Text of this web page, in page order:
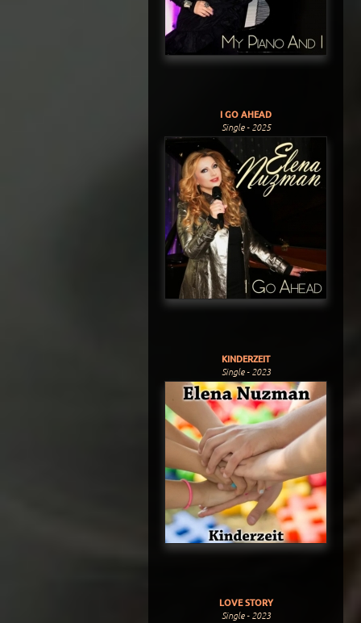
I GO AHEAD
Single - 2025
KINDERZEIT
Single - 2023
LOVE STORY
Single - 2023